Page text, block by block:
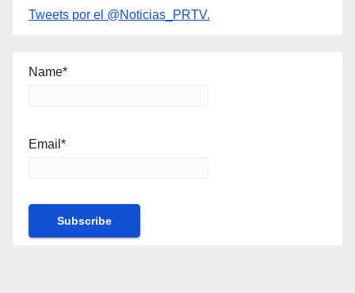
Tweets por el @Noticias_PRTV.
Name*
Email*